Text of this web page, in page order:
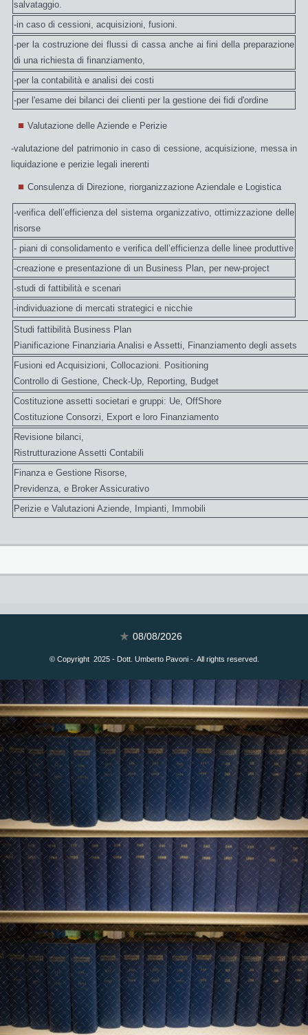
salvataggio.
-in caso di cessioni, acquisizioni, fusioni.
-per la costruzione dei flussi di cassa anche ai fini della preparazione
di una richiesta di finanziamento,
-per la contabilità e analisi dei costi
-per l'esame dei bilanci dei clienti per la gestione dei fidi d'ordine
Valutazione delle Aziende e Perizie
-valutazione del patrimonio in caso di cessione, acquisizione, messa in
liquidazione e perizie legali inerenti
Consulenza di Direzione, riorganizzazione Aziendale e Logistica
-verifica dell’efficienza del sistema organizzativo, ottimizzazione delle
risorse
- piani di consolidamento e verifica dell’efficienza delle linee produttive
-creazione e presentazione di un Business Plan, per new-project
-studi di fattibilità e scenari
-individuazione di mercati strategici e nicchie
Studi fattibilità Business Plan
Pianificazione Finanziaria Analisi e Assetti, Finanziamento degli assets
Fusioni ed Acquisizioni, Collocazioni. Positioning
Controllo di Gestione, Check-Up, Reporting, Budget
Costituzione assetti societari e gruppi: Ue, OffShore
Costituzione Consorzi, Export e loro Finanziamento
Revisione bilanci,
Ristrutturazione Assetti Contabili
Finanza e Gestione Risorse,
Previdenza, e Broker Assicurativo
Perizie e Valutazioni Aziende, Impianti, Immobili
08/08/2026
© Copyright 2025 - Dott. Umberto Pavoni -. All rights reserved.